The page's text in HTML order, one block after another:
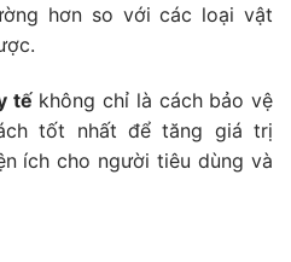
hơn so với các loại vật
tếkhông chỉ là cách bảo vệ
tốt nhất để tăng giá trị
ích cho người tiêu dùng và